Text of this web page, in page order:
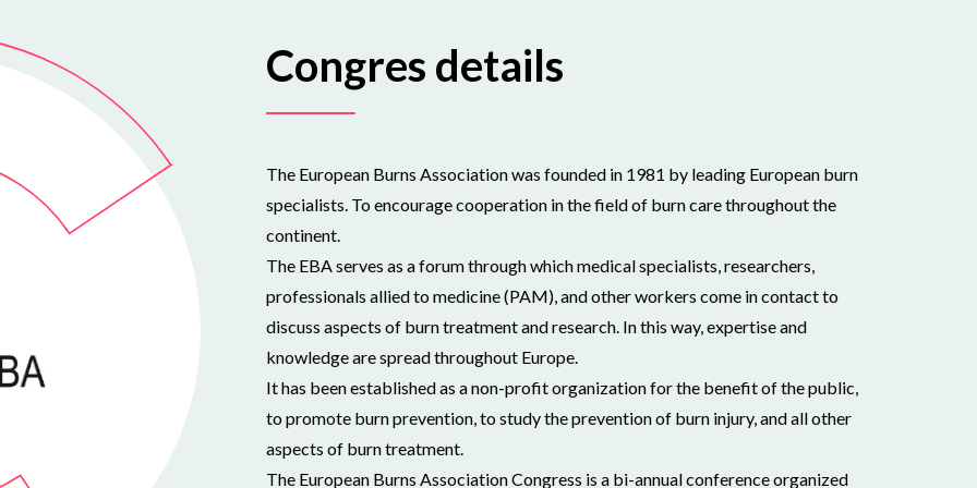
Congres details
The European Burns Association was founded in 1981 by leading European burn
specialists. To encourage cooperation in the field of burn care throughout the
continent.
The EBA serves as a forum through which medical specialists, researchers,
professionals allied to medicine (PAM), and other workers come in contact to
discuss aspects of burn treatment and research. In this way, expertise and
knowledge are spread throughout Europe.
It has been established as a non-profit organization for the benefit of the public,
to promote burn prevention, to study the prevention of burn injury, and all other
aspects of burn treatment.
The European Burns Association Congress is a bi-annual conference organized